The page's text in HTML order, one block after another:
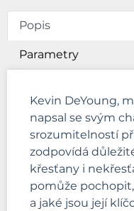
Popis
Parametry
Kevin DeYoung,
napsal se svým
srozumitelností
zodpovídá
křesťany i
pomůže
a jaké jsou její